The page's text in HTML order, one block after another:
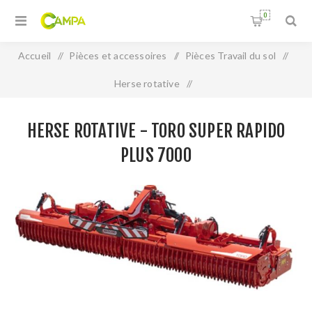
0
Accueil / Pièces et accessoires / Pièces Travail du sol /
Herse rotative /
HERSE ROTATIVE - TORO SUPER RAPIDO
PLUS 7000